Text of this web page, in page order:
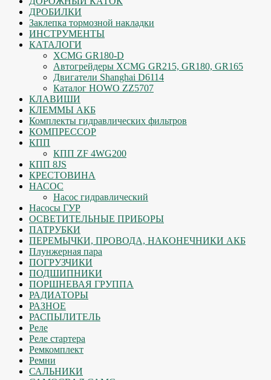
ДРОБИЛКИ
Заклепка тормозной накладки
ИНСТРУМЕНТЫ
КАТАЛОГИ
XCMG GR180-D
Автогрейдеры XCMG GR215, GR180, GR165
Двигатели Shanghai D6114
Каталог HOWO ZZ5707
КЛАВИШИ
КЛЕММЫ АКБ
Комплекты гидравлических фильтров
КОМПРЕССОР
КПП
КПП ZF 4WG200
КПП 8JS
КРЕСТОВИНА
НАСОС
Насос гидравлический
Насосы ГУР
ОСВЕТИТЕЛЬНЫЕ ПРИБОРЫ
ПАТРУБКИ
ПЕРЕМЫЧКИ, ПРОВОДА, НАКОНЕЧНИКИ АКБ
Плунжерная пара
ПОГРУЗЧИКИ
ПОДШИПНИКИ
ПОРШНЕВАЯ ГРУППА
РАДИАТОРЫ
РАЗНОЕ
РАСПЫЛИТЕЛЬ
Реле
Реле стартера
Ремкомплект
Ремни
САЛЬНИКИ